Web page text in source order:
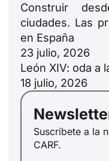
Construir
ciudades. Las
en España
23 julio, 2026
León XIV: oda a
18 julio, 2026
Suscríbete a la
CARF.